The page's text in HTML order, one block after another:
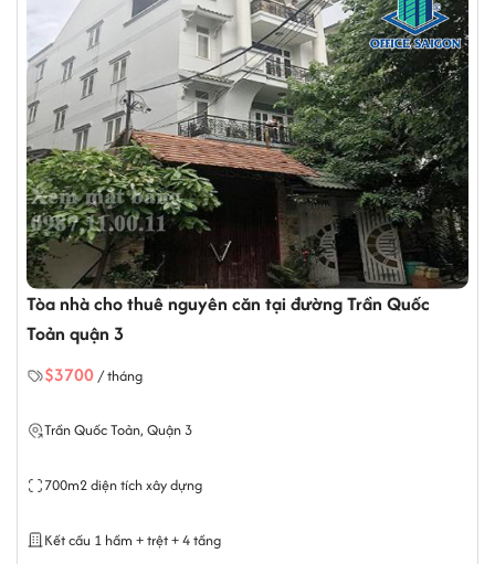
nghiệp trong quá trình hoạt động lâu dài.
CÔNG TY TNHH OFFICE SAIGON
Đ/c: 164 Nguyễn Văn Thương, phường Thạnh Mỹ
Tây, Tp.HCM.
Hotline: 0987.11.00.11 - 0938.339.086
Email:info@officesaigon.vn - Zalo: 0987110011
Tòa nhà cho thuê nguyên căn tại đường Trần Quốc
Toản quận 3
$3700/ tháng
Trần Quốc Toản, Quận 3
700m2 diện tích xây dựng
Kết cấu 1 hầm + trệt + 4 tầng